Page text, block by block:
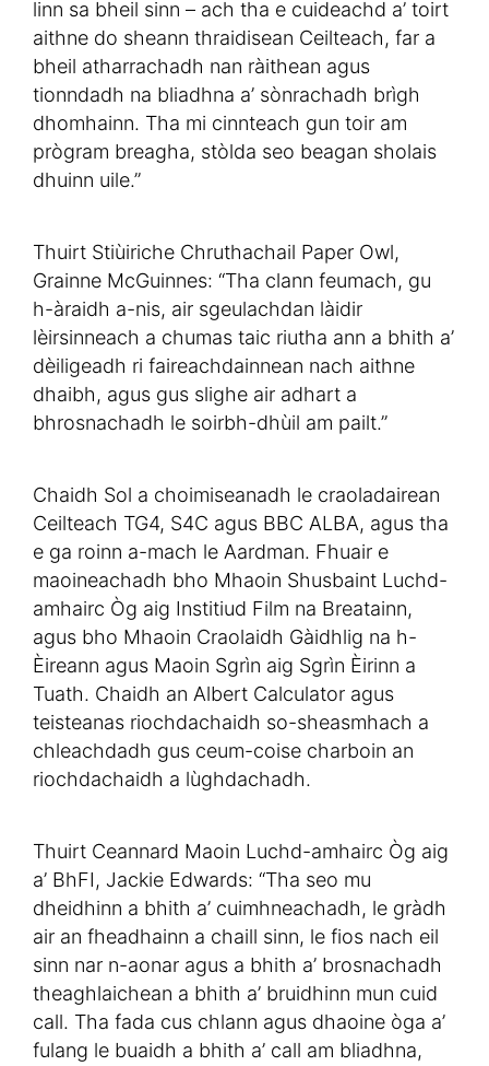
linn sa bheil sinn – ach tha e cuideachd a’ toirt
aithne do sheann thraidisean Ceilteach, far a
bheil atharrachadh nan ràithean agus
tionndadh na bliadhna a’ sònrachadh brìgh
dhomhainn. Tha mi cinnteach gun toir am
prògram breagha, stòlda seo beagan sholais
dhuinn uile.”
Thuirt Stiùiriche Chruthachail Paper Owl,
Grainne McGuinnes: “Tha clann feumach, gu
h-àraidh a-nis, air sgeulachdan làidir
lèirsinneach a chumas taic riutha ann a bhith a’
dèiligeadh ri faireachdainnean nach aithne
dhaibh, agus gus slighe air adhart a
bhrosnachadh le soirbh-dhùil am pailt.”
Chaidh Sol a choimiseanadh le craoladairean
Ceilteach TG4, S4C agus BBC ALBA, agus tha
e ga roinn a-mach le Aardman. Fhuair e
maoineachadh bho Mhaoin Shusbaint Luchd-
amhairc Òg aig Institiud Film na Breatainn,
agus bho Mhaoin Craolaidh Gàidhlig na h-
Èireann agus Maoin Sgrìn aig Sgrìn Èirinn a
Tuath. Chaidh an Albert Calculator agus
teisteanas riochdachaidh so-sheasmhach a
chleachdadh gus ceum-coise charboin an
riochdachaidh a lùghdachadh.
Thuirt Ceannard Maoin Luchd-amhairc Òg aig
a’ BhFI, Jackie Edwards: “Tha seo mu
dheidhinn a bhith a’ cuimhneachadh, le gràdh
air an fheadhainn a chaill sinn, le fios nach eil
sinn nar n-aonar agus a bhith a’ brosnachadh
theaghlaichean a bhith a’ bruidhinn mun cuid
call. Tha fada cus chlann agus dhaoine òga a’
fulang le buaidh a bhith a’ call am bliadhna,